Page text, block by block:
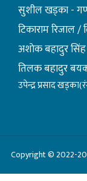
सुशील खड्का -
टिकाराम रिजाल /
अशाेक बहादुर
तिलक बहादुर
उपेन्द्र प्रसाद
Copyright © 2022-